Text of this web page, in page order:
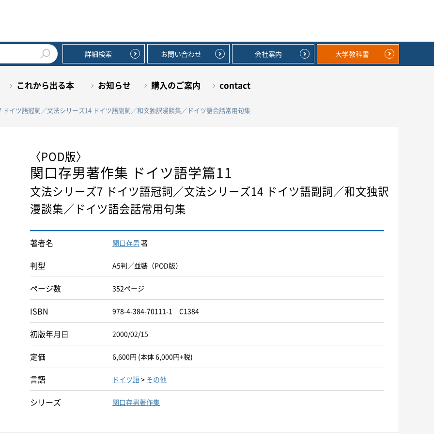
詳細検索 お問い合わせ 会社案内 大学教科書
これから出る本 お知らせ 購入のご案内 contact
イツ語冠詞／文法シリーズ14 ドイツ語副詞／和文独訳漫談集／ドイツ語会話常用句集
〈POD版〉
関口存男著作集 ドイツ語学篇11
文法シリーズ7 ドイツ語冠詞／文法シリーズ14 ドイツ語副詞／和文独訳
漫談集／ドイツ語会話常用句集
著者名 関口存男 著
判型 A5判／並裝（POD版）
ページ数 352ページ
ISBN 978-4-384-70111-1 C1384
初版年月日 2000/02/15
定価 6,600円 (本体 6,000円+税)
言語 ドイツ語> その他
シリーズ 関口存男著作集